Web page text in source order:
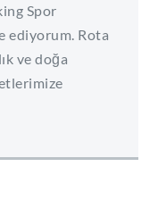
Spor
ediyorum. Rota
ve doğa